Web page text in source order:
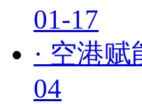
01-17
· 空港
04